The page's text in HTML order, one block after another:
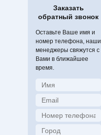
Заказать
обратный звонок
Оставьте Ваше имя и
номер телефона, наши
менеджеры свяжутся с
Вами в ближайшее
время.